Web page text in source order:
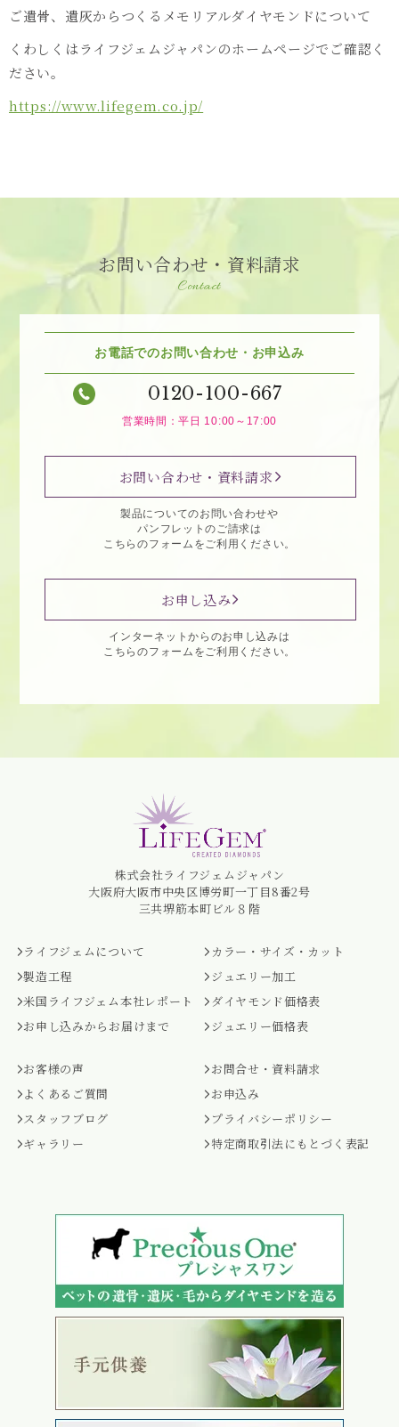
ご遺骨、遺灰からつくるメモリアルダイヤモンドについて
くわしくはライフジェムジャパンのホームページでご確認く
ださい。
https://www.lifegem.co.jp/
お問い合わせ・資料請求
Contact
お電話でのお問い合わせ・お申込み
0120-100-667
営業時間：平日 10:00～17:00
お問い合わせ・資料請求
製品についてのお問い合わせや
パンフレットのご請求は
こちらのフォームをご利用ください。
お申し込み
インターネットからのお申し込みは
こちらのフォームをご利用ください。
株式会社ライフジェムジャパン
大阪府大阪市中央区博労町一丁目8番2号
三共堺筋本町ビル８階
ライフジェムについて
製造工程
米国ライフジェム本社レポート
お申し込みからお届けまで
カラー・サイズ・カット
ジュエリー加工
ダイヤモンド価格表
ジュエリー価格表
お客様の声
よくあるご質問
スタッフブログ
ギャラリー
お問合せ・資料請求
お申込み
プライバシーポリシー
特定商取引法にもとづく表記